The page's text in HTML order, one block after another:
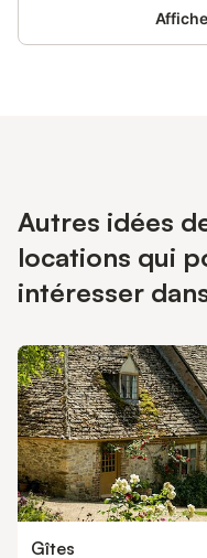
Autres idées
locations qui
intéresser
Gîtes